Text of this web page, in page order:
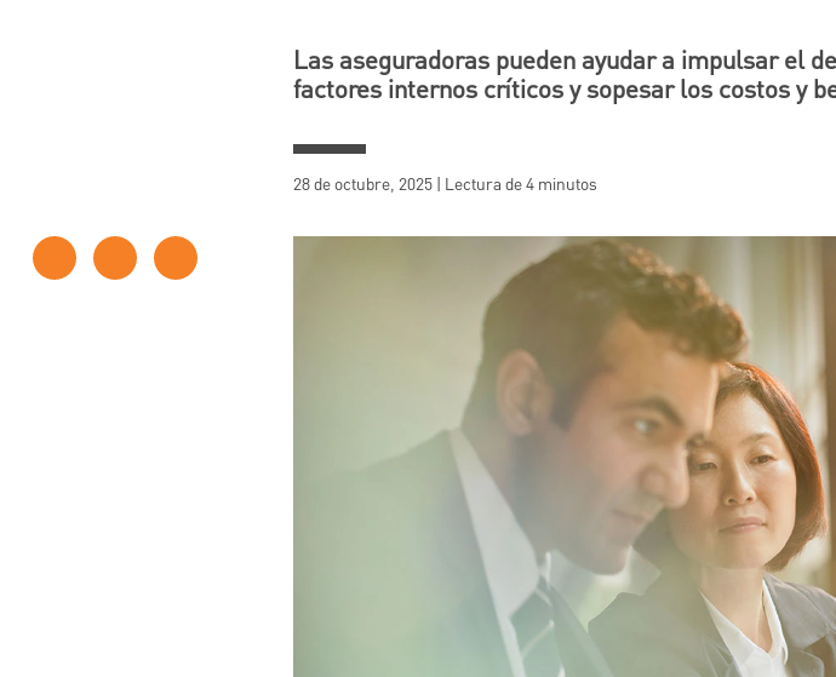
Las aseguradoras pueden ayudar a impulsar el
factores internos críticos y sopesar los costos y
28 de octubre, 2025 | Lectura de 4 minutos